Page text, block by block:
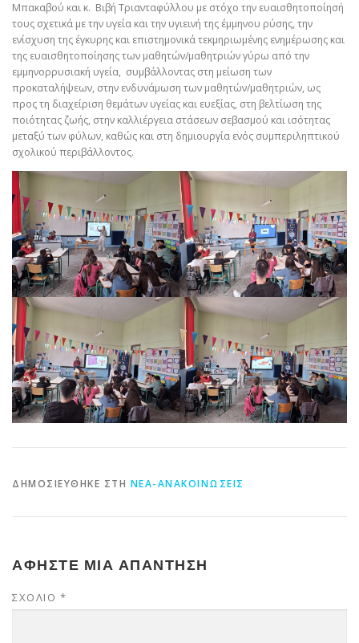
Μπακαβού και κ. Βιβή Τριανταφύλλου με στόχο την ευαισθητοποίησή
τους σχετικά με την υγεία και την υγιεινή της έμμηνου ρύσης, την
ενίσχυση της έγκυρης και επιστημονικά τεκμηριωμένης ενημέρωσης και
της ευαισθητοποίησης των μαθητών/μαθητριών γύρω από την
εμμηνορρυσιακή υγεία, συμβάλλοντας στη μείωση των
προκαταλήψεων, στην ενδυνάμωση των μαθητών/μαθητριών, ως
προς τη διαχείριση θεμάτων υγείας και ευεξίας, στη βελτίωση της
ποιότητας ζωής, στην καλλιέργεια στάσεων σεβασμού και ισότητας
μεταξύ των φύλων, καθώς και στη δημιουργία ενός συμπεριληπτικού
σχολικού περιβάλλοντος.
ΔΗΜΟΣΙΕΎΘΗΚΕ ΣΤΗ ΝΈΑ-ΑΝΑΚΟΙΝΏΣΕΙΣ
ΑΦΉΣΤΕ ΜΙΑ ΑΠΆΝΤΗΣΗ
ΣΧΌΛΙΟ *